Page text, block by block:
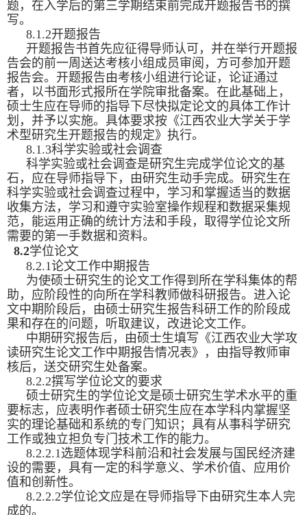
题，在入学后的第三学期结束前完成开题报告书的撰
写。
8.1.2开题报告
开题报告书首先应征得导师认可，并在举行开题报
告会的前一周送达考核小组成员审阅，方可参加开题
报告会。开题报告由考核小组进行论证，论证通过
者，以书面形式报所在学院审批备案。在此基础上，
硕士生应在导师的指导下尽快拟定论文的具体工作计
划，并予以实施。具体要求按《江西农业大学关于学
术型研究生开题报告的规定》执行。
8.1.3科学实验或社会调查
科学实验或社会调查是研究生完成学位论文的基
石，应在导师指导下，由研究生动手完成。研究生在
科学实验或社会调查过程中，学习和掌握适当的数据
收集方法，学习和遵守实验室操作规程和数据采集规
范，能运用正确的统计方法和手段，取得学位论文所
需要的第一手数据和资料。
8.2学位论文
8.2.1论文工作中期报告
为使硕士研究生的论文工作得到所在学科集体的帮
助，应阶段性的向所在学科教师做科研报告。进入论
文中期阶段后，由硕士研究生报告科研工作的阶段成
果和存在的问题，听取建议，改进论文工作。
中期研究报告后，由硕士生填写《江西农业大学攻
读研究生论文工作中期报告情况表》，由指导教师审
核后，送交研究生处备案。
8.2.2撰写学位论文的要求
硕士研究生的学位论文是硕士研究生学术水平的重
要标志，应表明作者硕士研究生应在本学科内掌握坚
实的理论基础和系统的专门知识；具有从事科学研究
工作或独立担负专门技术工作的能力。
8.2.2.1选题体现学科前沿和社会发展与国民经济建
设的需要，具有一定的科学意义、学术价值、应用价
值和创新性。
8.2.2.2学位论文应是在导师指导下由研究生本人完
成的。